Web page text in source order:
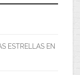
ESTRELLAS EN